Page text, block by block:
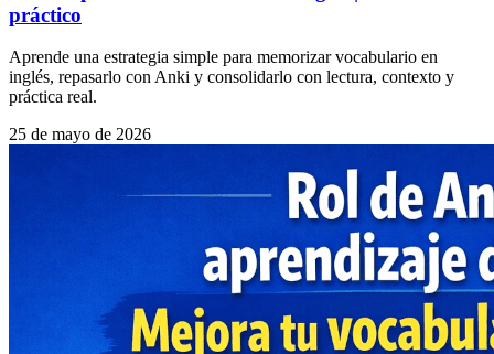
práctico
Aprende una estrategia simple para memorizar vocabulario en
inglés, repasarlo con Anki y consolidarlo con lectura, contexto y
práctica real.
25 de mayo de 2026